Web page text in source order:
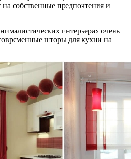
на собственные предпочтения и
интерьерах очень
шторы для кухни на